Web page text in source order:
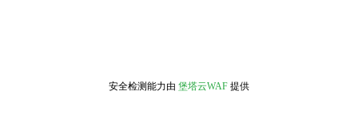
安全检测能力由 堡塔云WAF 提供